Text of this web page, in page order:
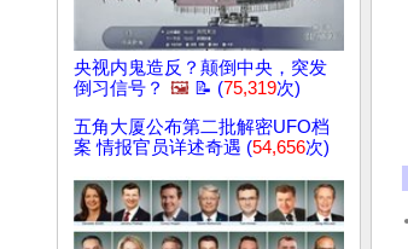
央视内鬼造反？颠倒中央，突发
倒习信号？ 🖼️ 📝 (75,319次)
五角大厦公布第二批解密UFO档
案 情报官员详述奇遇 (54,656次)